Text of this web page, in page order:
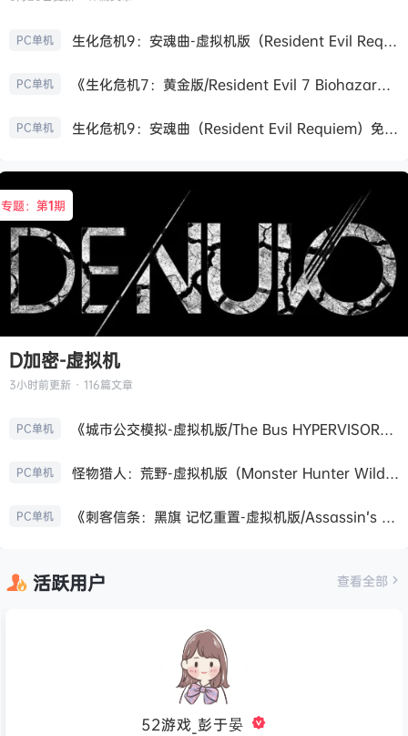
PC单机 生化危机9：安魂曲-虚拟机版（Resident Evil Requiem HYPERVISOR）免安装中文版
PC单机 《生化危机7：黄金版/Resident Evil 7 Biohazard》免安装中文版
PC单机 生化危机9：安魂曲（Resident Evil Requiem）免安装中文版
专题：第1期
D加密-虚拟机
3小时前更新 · 116篇文章
PC单机 《城市公交模拟-虚拟机版/The Bus HYPERVISOR》免安装中文版
PC单机 怪物猎人：荒野-虚拟机版（Monster Hunter Wilds HYPERVISOR）免安装中文版
PC单机 《刺客信条：黑旗 记忆重置-虚拟机版/Assassin’s Creed Black Flag Resynced HYPERVISOR》免安装中文版
活跃用户 查看全部
52游戏_彭于晏